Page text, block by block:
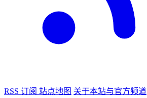
RSS 订阅 站点地图 关于本站与官方频道